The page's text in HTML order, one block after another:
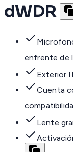
dWDR
enfrente de
Exterior
Cuenta
Lente